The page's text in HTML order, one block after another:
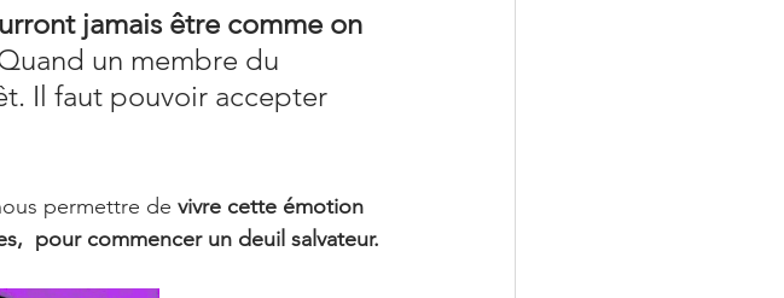
jamais être comme on
un membre du
Il faut pouvoir accepter
permettre de vivre cette émotion
pour commencer un deuil salvateur.